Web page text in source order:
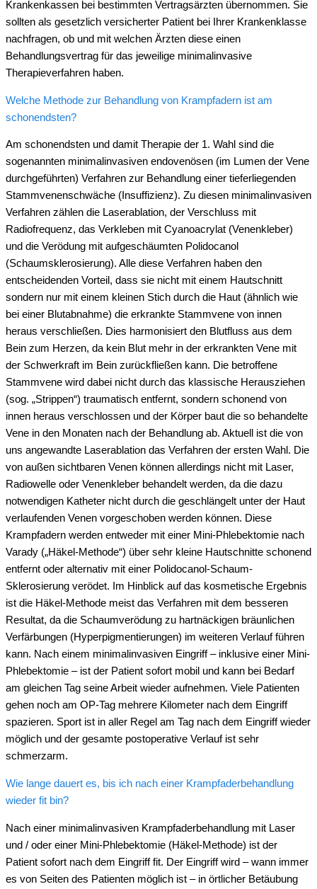
Krankenkassen bei bestimmten Vertragsärzten übernommen. Sie
sollten als gesetzlich versicherter Patient bei Ihrer Krankenklasse
nachfragen, ob und mit welchen Ärzten diese einen
Behandlungsvertrag für das jeweilige minimalinvasive
Therapieverfahren haben.
Welche Methode zur Behandlung von Krampfadern ist am
schonendsten?
Am schonendsten und damit Therapie der 1. Wahl sind die
sogenannten minimalinvasiven endovenösen (im Lumen der Vene
durchgeführten) Verfahren zur Behandlung einer tieferliegenden
Stammvenenschwäche (Insuffizienz). Zu diesen minimalinvasiven
Verfahren zählen die Laserablation, der Verschluss mit
Radiofrequenz, das Verkleben mit Cyanoacrylat (Venenkleber)
und die Verödung mit aufgeschäumten Polidocanol
(Schaumsklerosierung). Alle diese Verfahren haben den
entscheidenden Vorteil, dass sie nicht mit einem Hautschnitt
sondern nur mit einem kleinen Stich durch die Haut (ähnlich wie
bei einer Blutabnahme) die erkrankte Stammvene von innen
heraus verschließen. Dies harmonisiert den Blutfluss aus dem
Bein zum Herzen, da kein Blut mehr in der erkrankten Vene mit
der Schwerkraft im Bein zurückfließen kann. Die betroffene
Stammvene wird dabei nicht durch das klassische Herausziehen
(sog. „Strippen“) traumatisch entfernt, sondern schonend von
innen heraus verschlossen und der Körper baut die so behandelte
Vene in den Monaten nach der Behandlung ab. Aktuell ist die von
uns angewandte Laserablation das Verfahren der ersten Wahl. Die
von außen sichtbaren Venen können allerdings nicht mit Laser,
Radiowelle oder Venenkleber behandelt werden, da die dazu
notwendigen Katheter nicht durch die geschlängelt unter der Haut
verlaufenden Venen vorgeschoben werden können. Diese
Krampfadern werden entweder mit einer Mini-Phlebektomie nach
Varady („Häkel-Methode“) über sehr kleine Hautschnitte schonend
entfernt oder alternativ mit einer Polidocanol-Schaum-
Sklerosierung verödet. Im Hinblick auf das kosmetische Ergebnis
ist die Häkel-Methode meist das Verfahren mit dem besseren
Resultat, da die Schaumverödung zu hartnäckigen bräunlichen
Verfärbungen (Hyperpigmentierungen) im weiteren Verlauf führen
kann. Nach einem minimalinvasiven Eingriff – inklusive einer Mini-
Phlebektomie – ist der Patient sofort mobil und kann bei Bedarf
am gleichen Tag seine Arbeit wieder aufnehmen. Viele Patienten
gehen noch am OP-Tag mehrere Kilometer nach dem Eingriff
spazieren. Sport ist in aller Regel am Tag nach dem Eingriff wieder
möglich und der gesamte postoperative Verlauf ist sehr
schmerzarm.
Wie lange dauert es, bis ich nach einer Krampfaderbehandlung
wieder fit bin?
Nach einer minimalinvasiven Krampfaderbehandlung mit Laser
und / oder einer Mini-Phlebektomie (Häkel-Methode) ist der
Patient sofort nach dem Eingriff fit. Der Eingriff wird – wann immer
es von Seiten des Patienten möglich ist – in örtlicher Betäubung